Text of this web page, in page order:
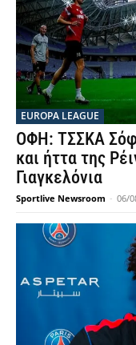
EUROPA LEAGUE
ΟΦΗ: ΤΣΣΚΑ
και ήττα της
Γιαγκελόνια
Sportlive Newsroom - 06/